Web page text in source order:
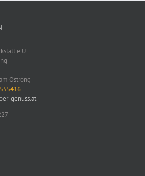
e.U.
Ostrong
genuss.at